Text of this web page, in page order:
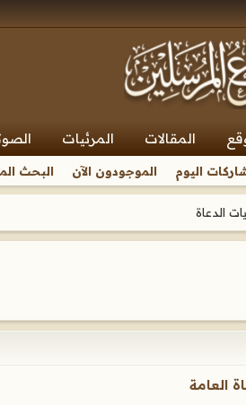
المقالات المرئيات
اليوم الموجودون الآن البحث
الدعاة
العامة